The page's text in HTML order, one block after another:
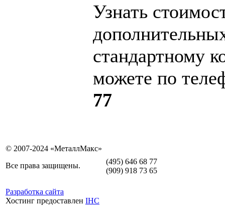
Узнать
стандартному
можете по
77
© 2007-2024 «МеталлМакс»
Все права защищены.
Разработка сайта
Хостинг предоставлен IHC
(495) 646 68 77
(909) 918 73 65